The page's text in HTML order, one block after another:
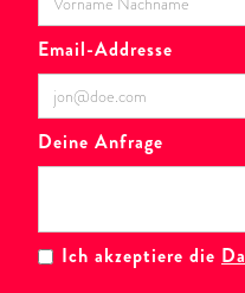
Email-Addresse
Deine Anfrage
Ich akzeptiere die